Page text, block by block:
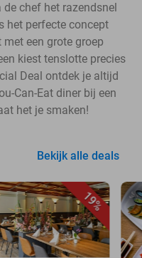
chef het razendsnel
het perfecte concept
een grote groep
kiest tenslotte precies
Deal ontdek je altijd
Can-Eat diner bij een
het je smaken!
Bekijk alle deals
19%